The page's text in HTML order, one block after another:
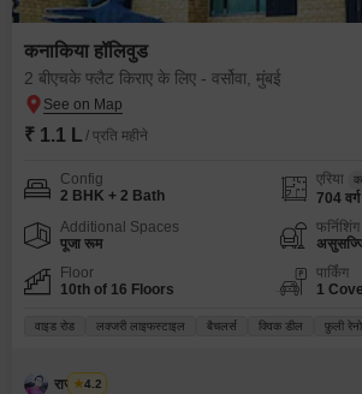
कनाकिया हॉलिवुड
2 बीएचके फ्लैट किराए के लिए - वर्सोवा, मुंबई
₹ 1.1 L / प्रति महीने
Config
2 BHK + 2 Bath
एरिया
704
Additional Spaces
पूजा रूम
Floor
10th of 16 Floors
पार्किंग
1
वाइड रोड लक्जरी लाइफस्टाइल बैचलर्स क्विक डील फ़ुली
राज मिश्रा
4.2